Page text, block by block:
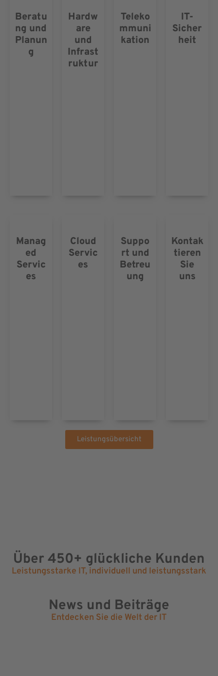
Beratu
ng und
Planun
g
Hardw
are
und
Infrast
ruktur
Teleko
mmuni
kation
IT-
Sicher
heit
Manag
ed
Servic
es
Cloud
Servic
es
Suppo
rt und
Betreu
ung
Kontak
tieren
Sie
uns
Leistungsübersicht
Über 450+ glückliche Kunden
Leistungsstarke IT, individuell und leistungsstark
News und Beiträge
Entdecken Sie die Welt der IT